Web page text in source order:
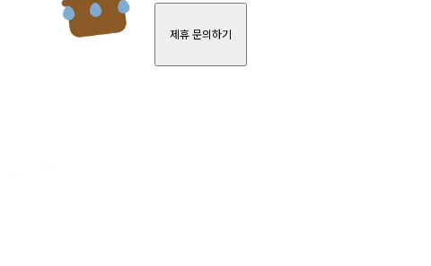
제휴 문의하기